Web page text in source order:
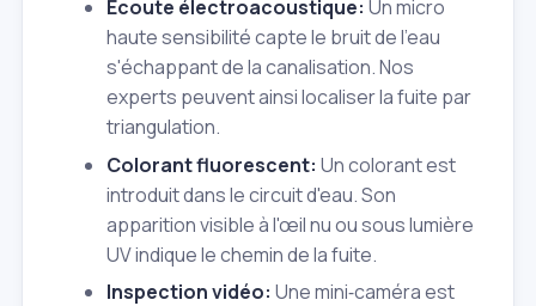
Écoute électroacoustique: Un micro
haute sensibilité capte le bruit de l'eau
s'échappant de la canalisation. Nos
experts peuvent ainsi localiser la fuite par
triangulation.
Colorant fluorescent: Un colorant est
introduit dans le circuit d'eau. Son
apparition visible à l'œil nu ou sous lumière
UV indique le chemin de la fuite.
Inspection vidéo: Une mini‑caméra est